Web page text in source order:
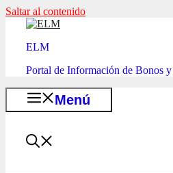
Saltar al contenido
ELM
Portal de Información de Bonos
Menú